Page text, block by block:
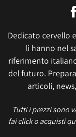
Dedicato cervello
li hanno nel
riferimento
del futuro.
articoli,
Tutti i prezzi sono
fai click o acquisti